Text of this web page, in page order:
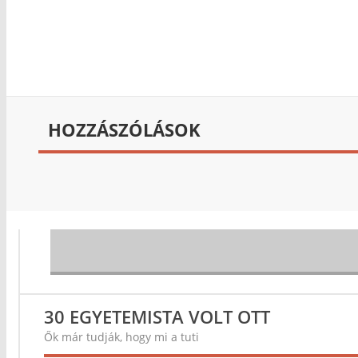
HOZZÁSZÓLÁSOK
30 EGYETEMISTA VOLT OTT
Ők már tudják, hogy mi a tuti